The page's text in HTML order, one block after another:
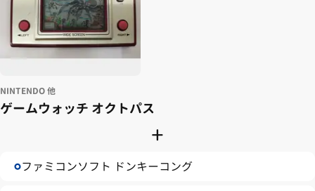
NINTENDO 他
ゲームウォッチ オクトパス
+
ファミコンソフト ドンキーコング